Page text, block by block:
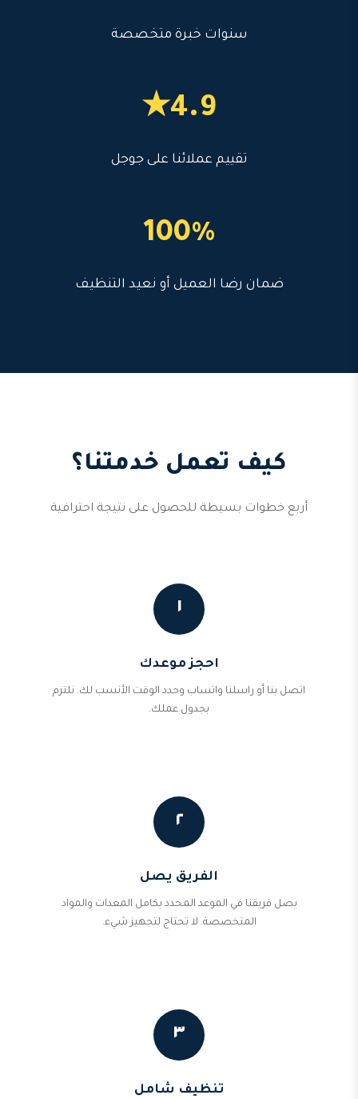
سنوات خبرة متخصصة
4.9★
تقييم عملائنا على جوجل
100%
ضمان رضا العميل أو نعيد التنظيف
كيف تعمل خدمتنا؟
أربع خطوات بسيطة للحصول على نتيجة احترافية
١
احجز موعدك
اتصل بنا أو راسلنا واتساب وحدد الوقت الأنسب لك. نلتزم
بجدول عملك.
٢
الفريق يصل
يصل فريقنا في الموعد المحدد بكامل المعدات والمواد
المتخصصة. لا تحتاج لتجهيز شيء.
٣
تنظيف شامل